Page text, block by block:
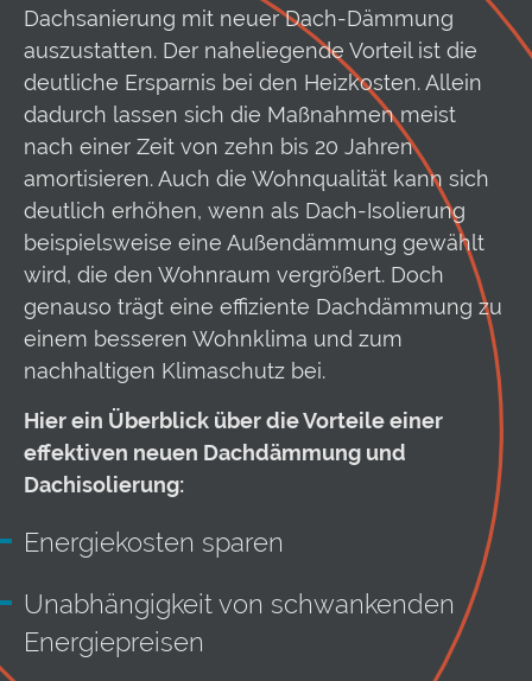
Dachsanierung mit neuer Dach-Dämmung
auszustatten. Der naheliegende Vorteil ist die
deutliche Ersparnis bei den Heizkosten. Allein
dadurch lassen sich die Maßnahmen meist
nach einer Zeit von zehn bis 20 Jahren
amortisieren. Auch die Wohnqualität kann sich
deutlich erhöhen, wenn als Dach-Isolierung
beispielsweise eine Außendämmung gewählt
wird, die den Wohnraum vergrößert. Doch
genauso trägt eine effiziente Dachdämmung zu
einem besseren Wohnklima und zum
nachhaltigen Klimaschutz bei.
Hier ein Überblick über die Vorteile einer
effektiven neuen Dachdämmung und
Dachisolierung:
Energiekosten sparen
Unabhängigkeit von schwankenden
Energiepreisen